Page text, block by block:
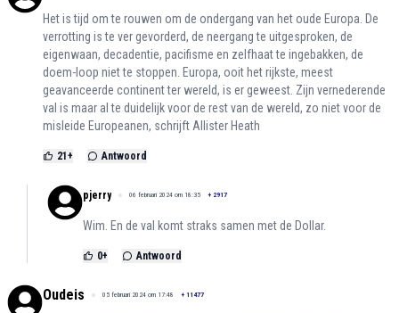
Het is tijd om te rouwen om de ondergang van het oude Europa. De
verrotting is te ver gevorderd, de neergang te uitgesproken, de
eigenwaan, decadentie, pacifisme en zelfhaat te ingebakken, de
doem-loop niet te stoppen. Europa, ooit het rijkste, meest
geavanceerde continent ter wereld, is er geweest. Zijn vernederende
val is maar al te duidelijk voor de rest van de wereld, zo niet voor de
misleide Europeanen, schrijft Allister Heath
21 + Antwoord
pjerry 06 februari 2024 om 18:35 + 2917
Wim. En de val komt straks samen met de Dollar.
0+ Antwoord
Oudeis 05 februari 2024 om 17:48 + 11477